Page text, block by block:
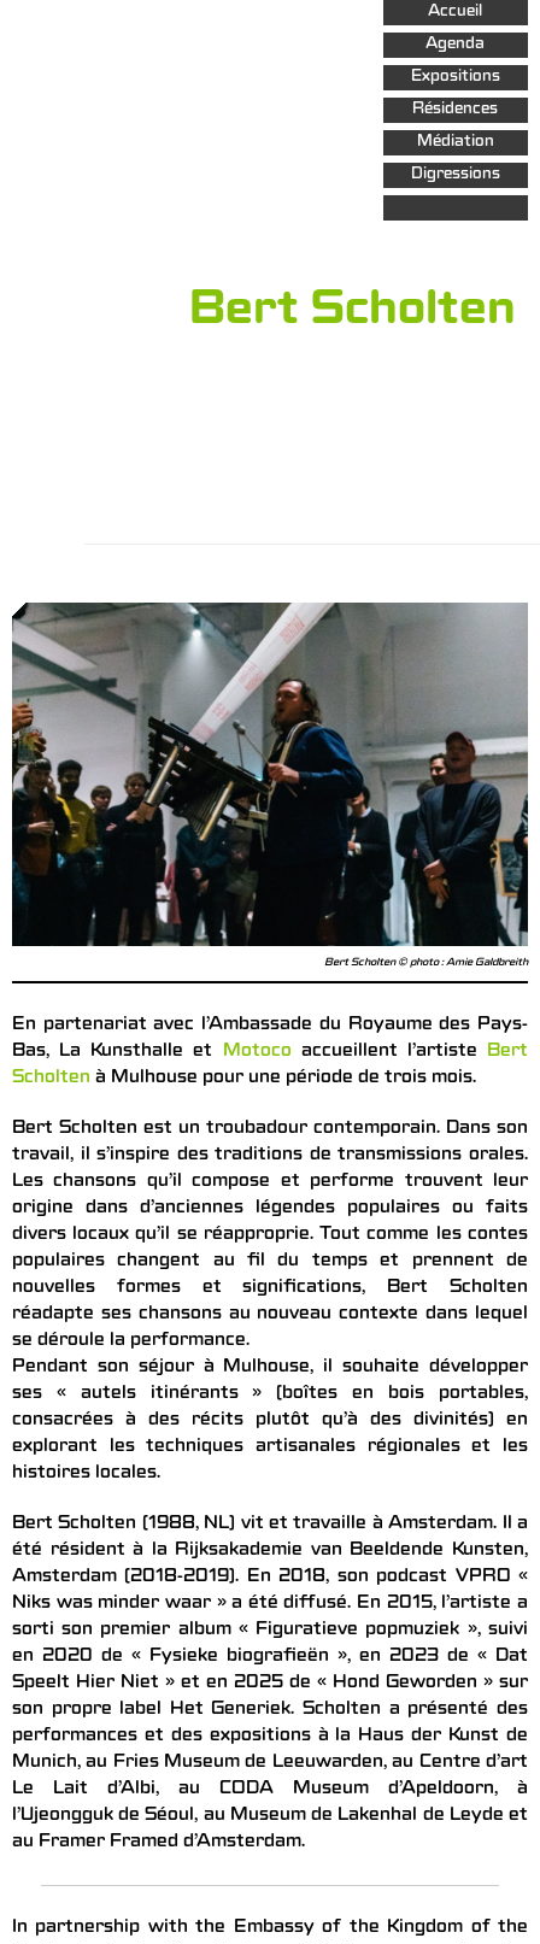
Aller au
contenu
principal
Accueil
Agenda
Expositions
Résidences
Médiation
Digressions
Bert Scholten
Bert Scholten © photo : Amie Galdbreith
En partenariat avec l’Ambassade du Royaume des Pays-
Bas, La Kunsthalle et Motoco accueillent l’artiste Bert
Scholten à Mulhouse pour une période de trois mois.
Bert Scholten est un troubadour contemporain. Dans son
travail, il s’inspire des traditions de transmissions orales.
Les chansons qu’il compose et performe trouvent leur
origine dans d’anciennes légendes populaires ou faits
divers locaux qu’il se réapproprie. Tout comme les contes
populaires changent au fil du temps et prennent de
nouvelles formes et significations, Bert Scholten
réadapte ses chansons au nouveau contexte dans lequel
se déroule la performance.
Pendant son séjour à Mulhouse, il souhaite développer
ses « autels itinérants » (boîtes en bois portables,
consacrées à des récits plutôt qu’à des divinités) en
explorant les techniques artisanales régionales et les
histoires locales.
Bert Scholten (1988, NL) vit et travaille à Amsterdam. Il a
été résident à la Rijksakademie van Beeldende Kunsten,
Amsterdam (2018-2019). En 2018, son podcast VPRO «
Niks was minder waar » a été diffusé. En 2015, l’artiste a
sorti son premier album « Figuratieve popmuziek », suivi
en 2020 de « Fysieke biografieën », en 2023 de « Dat
Speelt Hier Niet » et en 2025 de « Hond Geworden » sur
son propre label Het Generiek. Scholten a présenté des
performances et des expositions à la Haus der Kunst de
Munich, au Fries Museum de Leeuwarden, au Centre d’art
Le Lait d’Albi, au CODA Museum d’Apeldoorn, à
l’Ujeongguk de Séoul, au Museum de Lakenhal de Leyde et
au Framer Framed d’Amsterdam.
In partnership with the Embassy of the Kingdom of the